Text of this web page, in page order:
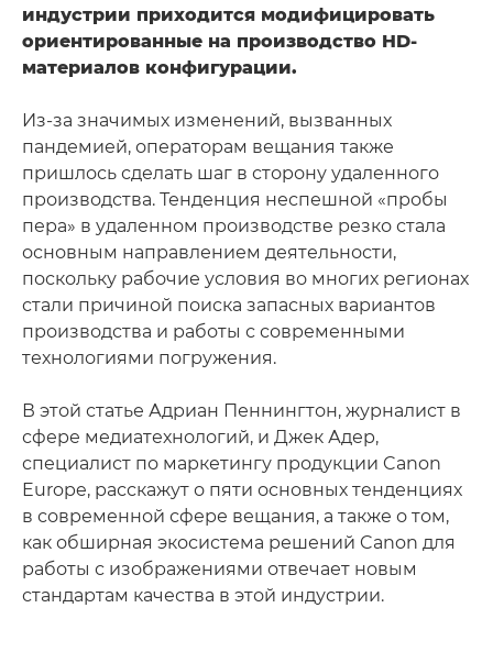
индустрии приходится модифицировать
ориентированные на производство HD-
материалов конфигурации.
Из-за значимых изменений, вызванных
пандемией, операторам вещания также
пришлось сделать шаг в сторону удаленного
производства. Тенденция неспешной «пробы
пера» в удаленном производстве резко стала
основным направлением деятельности,
поскольку рабочие условия во многих регионах
стали причиной поиска запасных вариантов
производства и работы с современными
технологиями погружения.
В этой статье Адриан Пеннингтон, журналист в
сфере медиатехнологий, и Джек Адер,
специалист по маркетингу продукции Canon
Europe, расскажут о пяти основных тенденциях
в современной сфере вещания, а также о том,
как обширная экосистема решений Canon для
работы с изображениями отвечает новым
стандартам качества в этой индустрии.